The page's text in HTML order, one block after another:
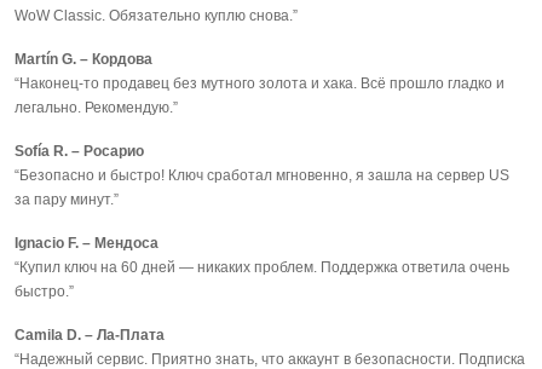
WoW Classic. Обязательно куплю снова.”
Martín G. – Кордова
“Наконец-то продавец без мутного золота и хака. Всё прошло гладко и
легально. Рекомендую.”
Sofía R. – Росарио
“Безопасно и быстро! Ключ сработал мгновенно, я зашла на сервер US
за пару минут.”
Ignacio F. – Мендоса
“Купил ключ на 60 дней — никаких проблем. Поддержка ответила очень
быстро.”
Camila D. – Ла-Плата
“Надежный сервис. Приятно знать, что аккаунт в безопасности. Подписка